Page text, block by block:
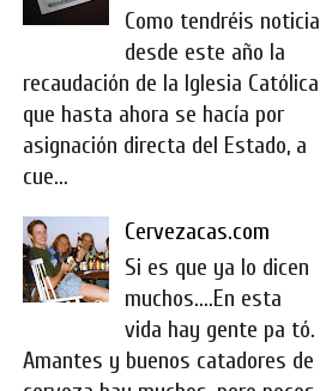
Como tendréis noticia
desde este año la
recaudación de la Iglesia Católica
que hasta ahora se hacía por
asignación directa del Estado, a
cue...
Cervezacas.com
Si es que ya lo dicen
muchos....En esta
vida hay gente pa tó.
Amantes y buenos catadores de